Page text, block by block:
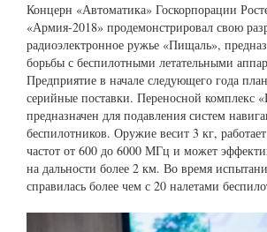
Концерн «Автоматика» Госкорпорации
«Армия-2018» продемонстрировал свою
радиоэлектронное ружье «Пищаль»,
борьбы с беспилотными летательными
Предприятие в начале следующего года
серийные поставки. Переносной комплекс
предназначен для подавления систем
беспилотников. Оружие весит 3 кг,
частот от 600 до 6000 МГц и может
на дальности более 2 км. Во время
справилась более чем с 20 налетами